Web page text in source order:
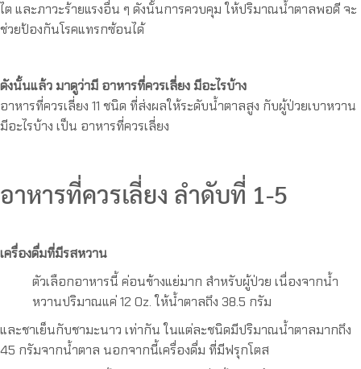
ไต และภาวะร้ายแรงอื่น ๆ ดังนั้นการควบคุม ให้ปริมาณน้ำตาลพอดี จะ
ช่วยป้องกันโรคแทรกซ้อนได้
ดังนั้นแล้ว มาดูว่ามี อาหารที่ควรเลี่ยง มีอะไรบ้าง
อาหารที่ควรเลี่ยง 11 ชนิด ที่ส่งผลให้ระดับน้ำตาลสูง กับผู้ป่วยเบาหวาน
มีอะไรบ้าง เป็น อาหารที่ควรเลี่ยง
อาหารที่ควรเลี่ยง ลำดับที่ 1-5
เครื่องดื่มที่มีรสหวาน
ตัวเลือกอาหารนี้ ค่อนข้างแย่มาก สำหรับผู้ป่วย เนื่องจากน้ำ
หวานปริมาณแค่ 12 Oz. ให้น้ำตาลถึง 38.5 กรัม
และชาเย็นกับชามะนาว เท่ากัน ในแต่ละชนิดมีปริมาณน้ำตาลมากถึง
45 กรัมจากน้ำตาล นอกจากนี้เครื่องดื่ม ที่มีฟรุกโตส